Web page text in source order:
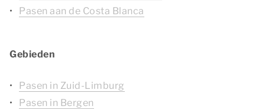
Pasen aan de Costa Blanca
Gebieden
Pasen in Zuid-Limburg
Pasen in Bergen